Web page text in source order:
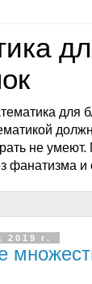
для
не
фанатизма и
2019 г.